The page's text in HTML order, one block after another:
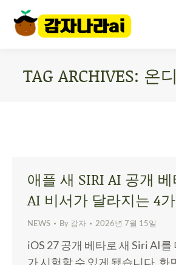
TAG ARCHIVES: 온
애플 새 SIRI AI 공개
AI 비서가 달라지는 4
NEWS By 감자 2026년 7월 15일
iOS 27 공개 베타로 새 Siri AI를
가 시험할 수 있게 됐습니다. 화